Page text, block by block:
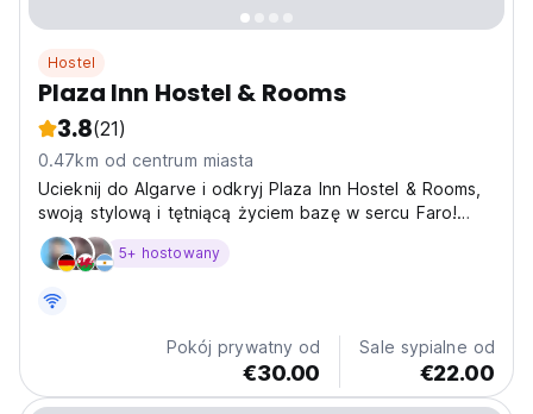
Hostel
Plaza Inn Hostel & Rooms
3.8(21)
0.47km od centrum miasta
Ucieknij do Algarve i odkryj Plaza Inn Hostel & Rooms,
swoją stylową i tętniącą życiem bazę w sercu Faro!
Nasz hostel oferuje przytulną atmosferę, idealną do
zwiedzania wszystkiego, co ma do zaoferowania to
relaksujesz...
5+ hostowany
Pokój prywatny od
€30.00
Sale sypialne od
€22.00